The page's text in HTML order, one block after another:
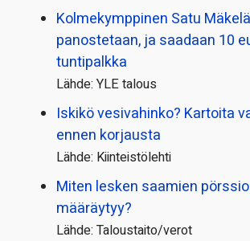
Kolmekymppinen Satu
panostetaan, ja saadaan 10
tuntipalkka
Lähde: YLE talous
Iskikö vesivahinko? Kartoita
ennen korjausta
Lähde: Kiinteistölehti
Miten lesken saamien
määräytyy?
Lähde: Taloustaito/verot